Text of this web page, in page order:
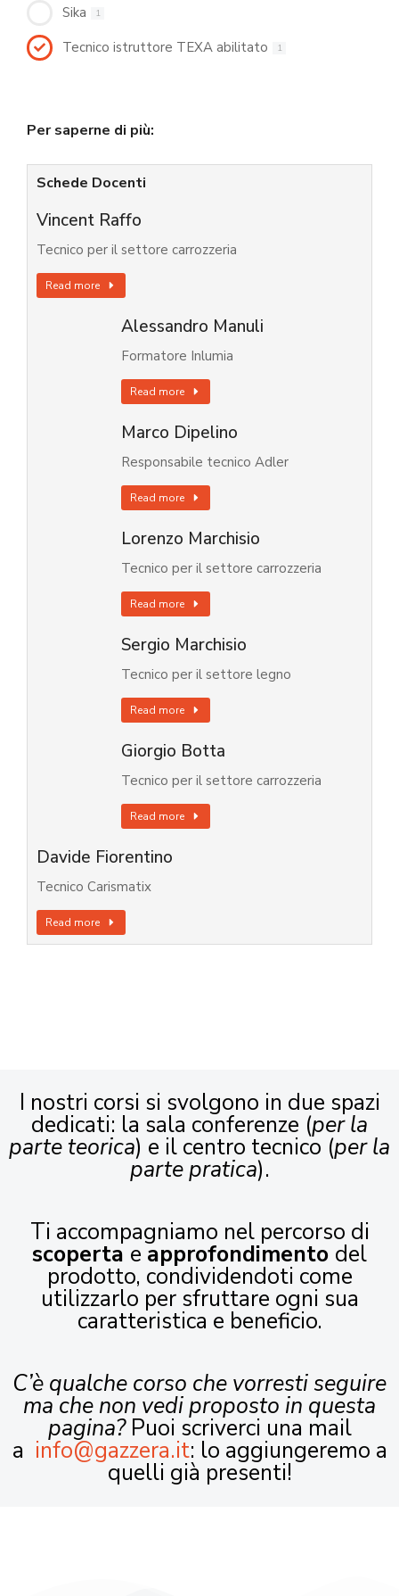
Sika 1
Tecnico istruttore TEXA abilitato 1
Per saperne di più:
Schede Docenti
Vincent Raffo
Tecnico per il settore carrozzeria
Read more
Alessandro Manuli
Formatore Inlumia
Read more
Marco Dipelino
Responsabile tecnico Adler
Read more
Lorenzo Marchisio
Tecnico per il settore carrozzeria
Read more
Sergio Marchisio
Tecnico per il settore legno
Read more
Giorgio Botta
Tecnico per il settore carrozzeria
Read more
Davide Fiorentino
Tecnico Carismatix
Read more
I nostri corsi si svolgono in due spazi
dedicati: la sala conferenze (per la
parte teorica) e il centro tecnico (per la
parte pratica).
Ti accompagniamo nel percorso di
scoperta e approfondimento del
prodotto, condividendoti come
utilizzarlo per sfruttare ogni sua
caratteristica e beneficio.
C’è qualche corso che vorresti seguire
ma che non vedi proposto in questa
pagina?Puoi scriverci una mail
a info@gazzera.it: lo aggiungeremo a
quelli già presenti!